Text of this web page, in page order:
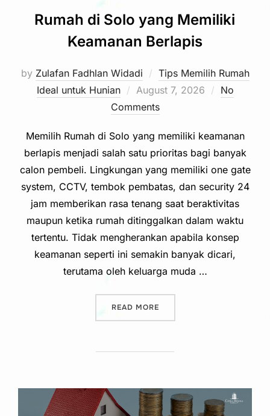
Rumah di Solo yang Memiliki
Keamanan Berlapis
by Zulafan Fadhlan Widadi
Tips Memilih Rumah
Ideal untuk Hunian
Posted
on
August 7, 2026
No
Comments
Memilih Rumah di Solo yang memiliki keamanan
berlapis menjadi salah satu prioritas bagi banyak
calon pembeli. Lingkungan yang memiliki one gate
system, CCTV, tembok pembatas, dan security 24
jam memberikan rasa tenang saat beraktivitas
maupun ketika rumah ditinggalkan dalam waktu
tertentu. Tidak mengherankan apabila konsep
keamanan seperti ini semakin banyak dicari,
terutama oleh keluarga muda …
READ MORE“RUMAH DI SOLO YANG